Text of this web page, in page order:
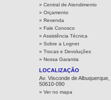
» Central de Atendimento
» Orçamento
» Revenda
» Fale Conosco
» Assistência Técnica
» Sobre a Lognet
» Trocas e Devoluções
» Nossa Garantia
LOCALIZAÇÃO
Av. Visconde de
50610-090
» Ver no mapa